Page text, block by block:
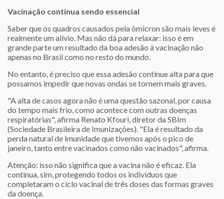
Vacinação continua sendo essencial
Saber que os quadros causados pela ômicron são mais leves é
realmente um alívio. Mas não dá para relaxar: isso é em
grande parte um resultado da boa adesão à vacinação não
apenas no Brasil como no resto do mundo.
No entanto, é preciso que essa adesão continue alta para que
possamos impedir que novas ondas se tornem mais graves.
"A alta de casos agora não é uma questão sazonal, por causa
do tempo mais frio, como acontece com outras doenças
respiratórias", afirma Renato Kfouri, diretor da SBIm
(Sociedade Brasileira de Imunizações). "Ela é resultado da
perda natural de imunidade que tivemos após o pico de
janeiro, tanto entre vacinados como não vacinados", afirma.
Atenção: isso não significa que a vacina não é eficaz. Ela
continua, sim, protegendo todos os indivíduos que
completaram o ciclo vacinal de três doses das formas graves
da doença.